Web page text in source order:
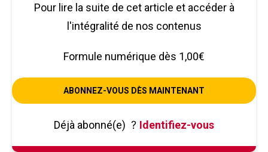
Pour lire la suite de cet article et accéder à
l'intégralité de nos contenus
Formule numérique dès 1,00€
ABONNEZ-VOUS DÈS MAINTENANT
Déjà abonné(e) ? Identifiez-vous